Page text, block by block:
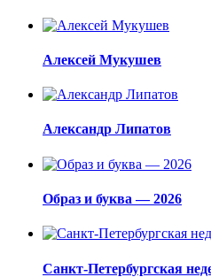
Алексей Мукушев
Александр Липатов
Образ и буква — 2026
Санкт-Петербургская